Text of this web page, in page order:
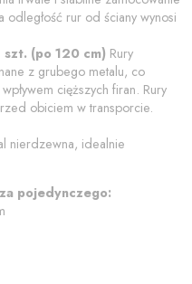
odległość rur od ściany wynosi
szt. (po 120 cm) Rury
z grubego metalu, co
cięższych firan. Rury
obiciem w transporcie.
nierdzewna, idealnie
pojedynczego: